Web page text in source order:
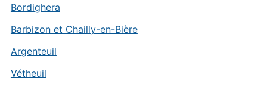
Bordighera
Barbizon et Chailly-en-Bière
Argenteuil
Vétheuil